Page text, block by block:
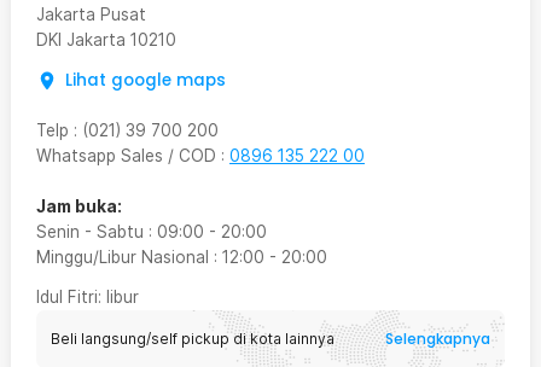
Jakarta Pusat
DKI Jakarta 10210
Lihat google maps
Telp : (021) 39 700 200
Whatsapp Sales / COD : 0896 135 222 00
Jam buka:
Senin - Sabtu : 09:00 - 20:00
Minggu/Libur Nasional : 12:00 - 20:00
Idul Fitri: libur
Beli langsung/self pickup di kota lainnya Selengkapnya